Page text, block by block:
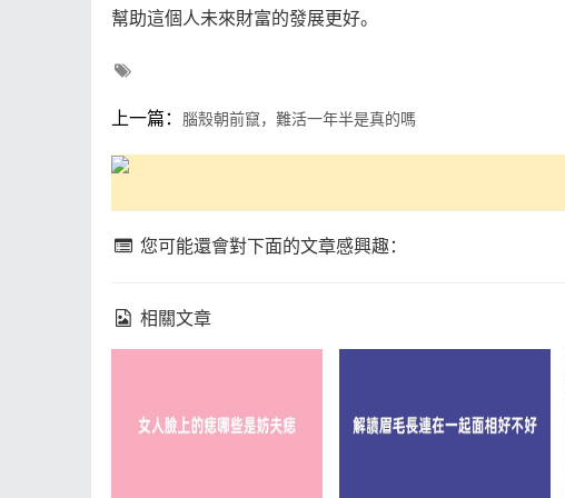
幫助這個人未來財富的發展更好。
上一篇： 腦殼朝前竄，難活一年半是真的嗎
您可能還會對下面的文章感興趣：
相關文章